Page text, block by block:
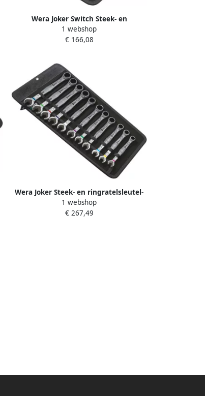
Wera Joker Switch Steek- en
ringratelsleutel-set Inch 4 -delig 1
stuk(s) 05020092001
1 webshop
€ 166,08
Wera Joker Steek- en ringratelsleutel-
set 11 -delig 1 stuk(s) 05020013001
1 webshop
€ 267,49